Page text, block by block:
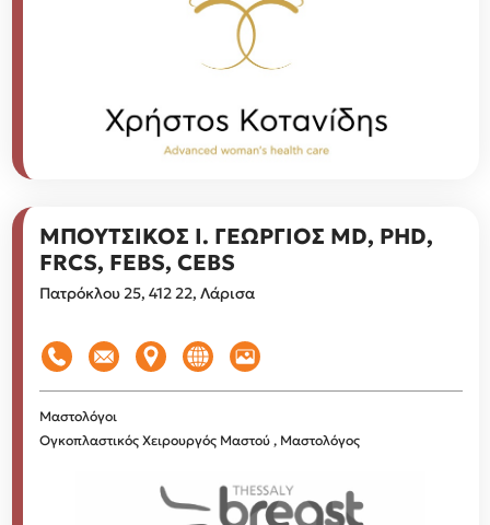
ΜΠΟΥΤΣΙΚΟΣ Ι. ΓΕΩΡΓΙΟΣ MD, PHD,
FRCS, FEBS, CEBS
Πατρόκλου 25, 412 22, Λάρισα
Μαστολόγοι
Ογκοπλαστικός Χειρουργός Μαστού , Μαστολόγος